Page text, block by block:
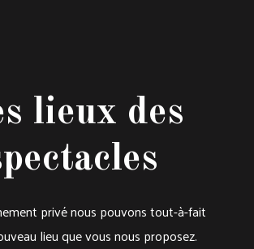
lieux des
privé nous pouvons tout-à-fait
lieu que vous nous proposez.